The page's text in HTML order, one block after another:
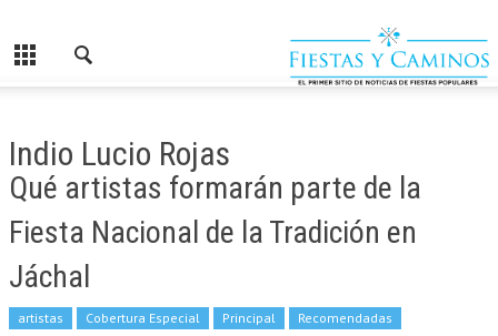
Indio Lucio Rojas
Qué artistas formarán parte de la
Fiesta Nacional de la Tradición en
Jáchal
artistas Cobertura Especial Principal Recomendadas